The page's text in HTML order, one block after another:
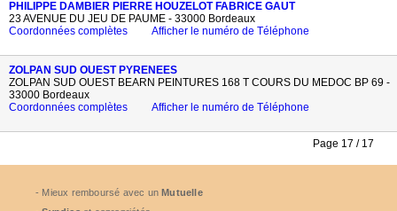
PHILIPPE DAMBIER PIERRE HOUZELOT FABRICE GAUT
23 AVENUE DU JEU DE PAUME - 33000 Bordeaux
Coordonnées complètes
Afficher le numéro de Téléphone
ZOLPAN SUD OUEST PYRENEES
ZOLPAN SUD OUEST BEARN PEINTURES 168 T COURS DU MEDOC BP 69 -
33000 Bordeaux
Coordonnées complètes
Afficher le numéro de Téléphone
Page 17 / 17
- Mieux remboursé avec unMutuelle